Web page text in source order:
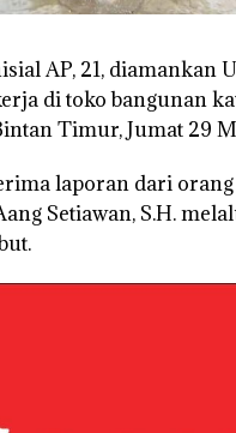
AP, 21, diamankan
di toko bangunan
Timur, Jumat 29
laporan dari
Setiawan, S.H.